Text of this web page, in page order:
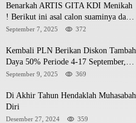
Benarkah ARTIS GITA KDI Menikah
! Berikut ini asal calon suaminya dan
intip undangannya
September 7, 2025 372
Kembali PLN Berikan Diskon Tambah
Daya 50% Periode 4-17 September,
Cek Ketentuannya!
September 9, 2025 369
Di Akhir Tahun Hendaklah Muhasabah
Diri
Desember 27, 2024 359